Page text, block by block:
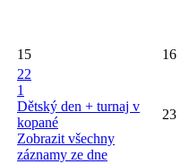
15 16
22
1
Dětský den + turnaj v
kopané
Zobrazit všechny
záznamy ze dne
23